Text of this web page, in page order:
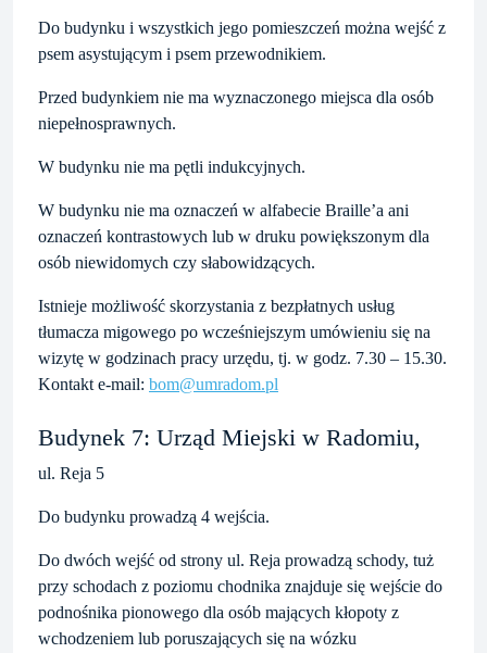
Do budynku i wszystkich jego pomieszczeń można wejść z
psem asystującym i psem przewodnikiem.
Przed budynkiem nie ma wyznaczonego miejsca dla osób
niepełnosprawnych.
W budynku nie ma pętli indukcyjnych.
W budynku nie ma oznaczeń w alfabecie Braille’a ani
oznaczeń kontrastowych lub w druku powiększonym dla
osób niewidomych czy słabowidzących.
Istnieje możliwość skorzystania z bezpłatnych usług
tłumacza migowego po wcześniejszym umówieniu się na
wizytę w godzinach pracy urzędu, tj. w godz. 7.30 – 15.30.
Kontakt e-mail: bom@umradom.pl
Budynek 7: Urząd Miejski w Radomiu,
ul. Reja 5
Do budynku prowadzą 4 wejścia.
Do dwóch wejść od strony ul. Reja prowadzą schody, tuż
przy schodach z poziomu chodnika znajduje się wejście do
podnośnika pionowego dla osób mających kłopoty z
wchodzeniem lub poruszających się na wózku